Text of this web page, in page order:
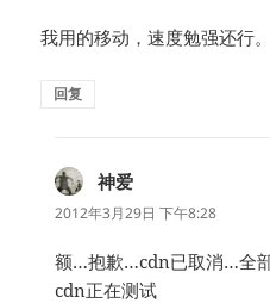
我用的移动，速度勉强还行。
回复
神爱
道：
2012年3月29日 下午8:28
额…抱歉…cdn已取消…全
cdn正在测试